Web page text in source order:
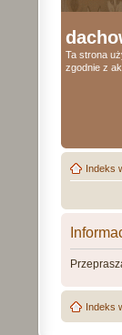
Ta strona
zgodnie z
Indeks
Indeks